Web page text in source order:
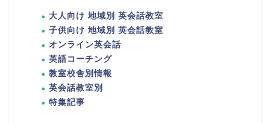
大人向け 地域別 英会話教室
子供向け 地域別 英会話教室
オンライン英会話
英語コーチング
教室校舎別情報
英会話教室別
特集記事